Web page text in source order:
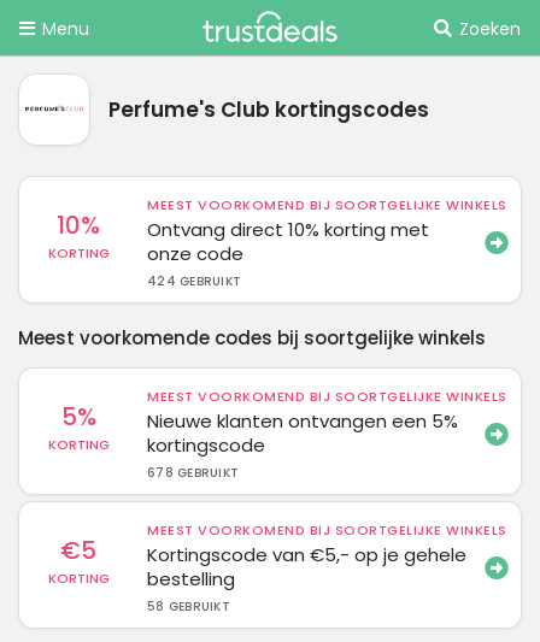
Menu Zoeken
Perfume's Club kortingscodes
10%
KORTING
MEEST VOORKOMEND BIJ SOORTGELIJKE WINKELS
Ontvang direct 10% korting met
onze code
424 GEBRUIKT
Meest voorkomende codes bij soortgelijke winkels
5%
KORTING
MEEST VOORKOMEND BIJ SOORTGELIJKE WINKELS
Nieuwe klanten ontvangen een 5%
kortingscode
678 GEBRUIKT
€5
KORTING
MEEST VOORKOMEND BIJ SOORTGELIJKE WINKELS
Kortingscode van €5,- op je gehele
bestelling
58 GEBRUIKT